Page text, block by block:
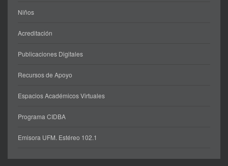
Niños
Acreditación
Publicaciones Digitales
Recursos de Apoyo
Espacios Académicos Virtuales
Programa CIDBA
Emisora UFM. Estéreo 102.1